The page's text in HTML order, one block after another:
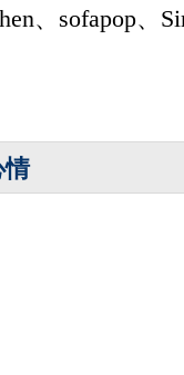
、sofapop、
情